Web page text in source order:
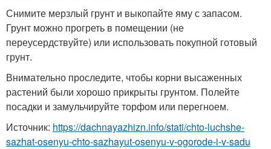
Снимите мерзлый грунт и выкопайте яму с запасом.
Грунт можно прогреть в помещении (не
переусердствуйте) или использовать покупной готовый
грунт.
Внимательно проследите, чтобы корни высаженных
растений были хорошо прикрыты грунтом. Полейте
посадки и замульчируйте торфом или перегноем.
Источник: https://dachnayazhizn.info/stati/chto-luchshe-
sazhat-osenyu-chto-sazhayut-osenyu-v-ogorode-i-v-sadu